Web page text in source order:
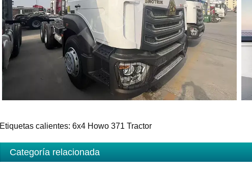
Etiquetas calientes: 6x4 Howo 371 Tractor
Categoría relacionada